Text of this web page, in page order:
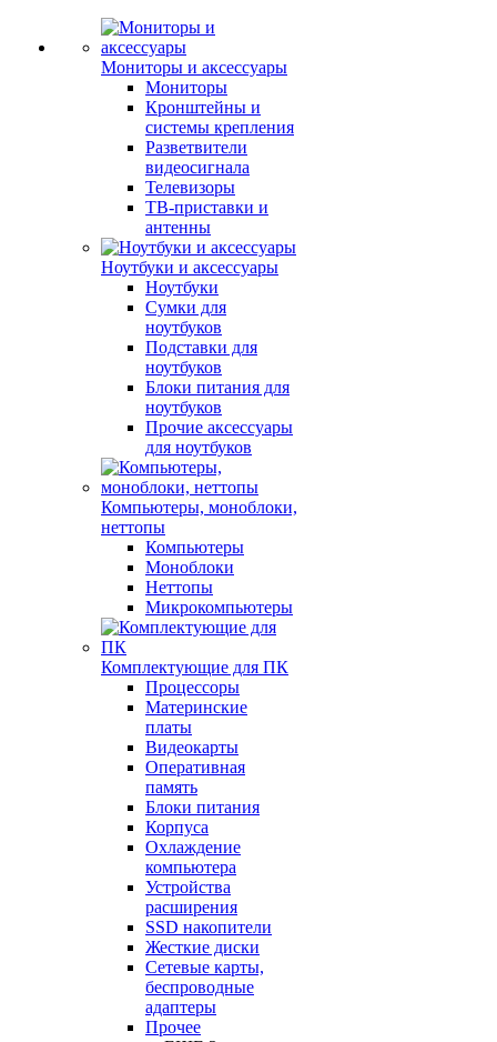
Мониторы и аксессуары
Мониторы
Кронштейны и
системы крепления
Разветвители
видеосигнала
Телевизоры
ТВ-приставки и
антенны
Ноутбуки и аксессуары
Ноутбуки
Сумки для
ноутбуков
Подставки для
ноутбуков
Блоки питания для
ноутбуков
Прочие аксессуары
для ноутбуков
Компьютеры, моноблоки,
неттопы
Компьютеры
Моноблоки
Неттопы
Микрокомпьютеры
Комплектующие для ПК
Процессоры
Материнские
платы
Видеокарты
Оперативная
память
Блоки питания
Корпуса
Охлаждение
компьютера
Устройства
расширения
SSD накопители
Жесткие диски
Сетевые карты,
беспроводные
адаптеры
Прочее